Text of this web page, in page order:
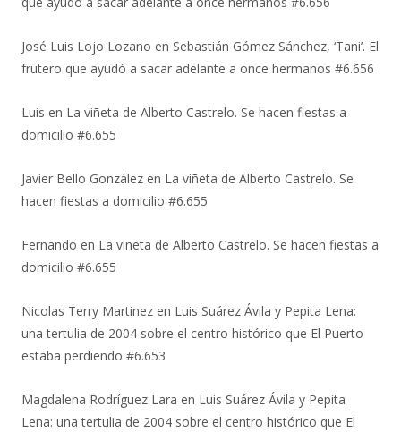
José Luis Lojo Lozano en Sebastián Gómez Sánchez, ‘Tani’. El
frutero que ayudó a sacar adelante a once hermanos #6.656
Luis en La viñeta de Alberto Castrelo. Se hacen fiestas a
domicilio #6.655
Javier Bello González en La viñeta de Alberto Castrelo. Se
hacen fiestas a domicilio #6.655
Fernando en La viñeta de Alberto Castrelo. Se hacen fiestas a
domicilio #6.655
Nicolas Terry Martinez en Luis Suárez Ávila y Pepita Lena:
una tertulia de 2004 sobre el centro histórico que El Puerto
estaba perdiendo #6.653
Magdalena Rodríguez Lara en Luis Suárez Ávila y Pepita
Lena: una tertulia de 2004 sobre el centro histórico que El